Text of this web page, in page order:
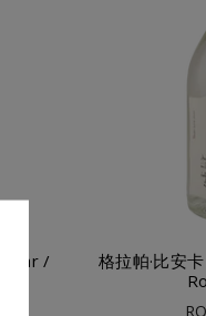
/
格拉帕·比安